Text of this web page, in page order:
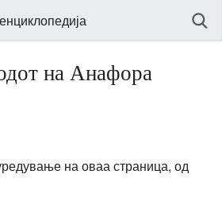
на Анафора
на оваа страница, од